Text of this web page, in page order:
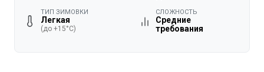
ТИП ЗИМОВКИ
Легкая
(до +15°C)
СЛОЖНОСТЬ
Средние
требования